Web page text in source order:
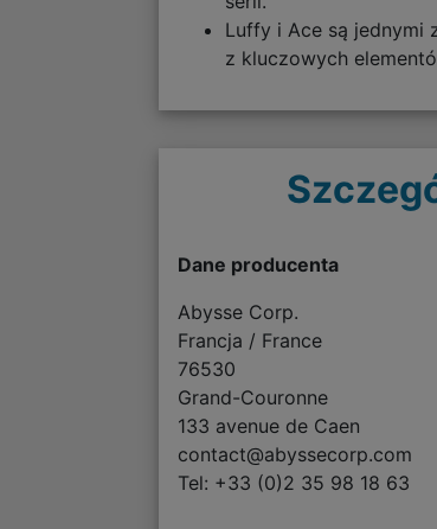
Luffy i Ace są jednymi
z kluczowych
Dane producenta
Abysse Corp.
Francja / France
76530
Grand-Couronne
133 avenue de Caen
contact@abyssecorp.com
Tel: +33 (0)2 35 98 18 63